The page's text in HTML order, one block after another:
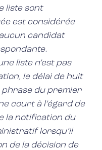
liste sont
est considérée
candidat
liste n’est pas
le délai de huit
du premier
court à l’égard de
la notification du
lorsqu’il
de la décision de